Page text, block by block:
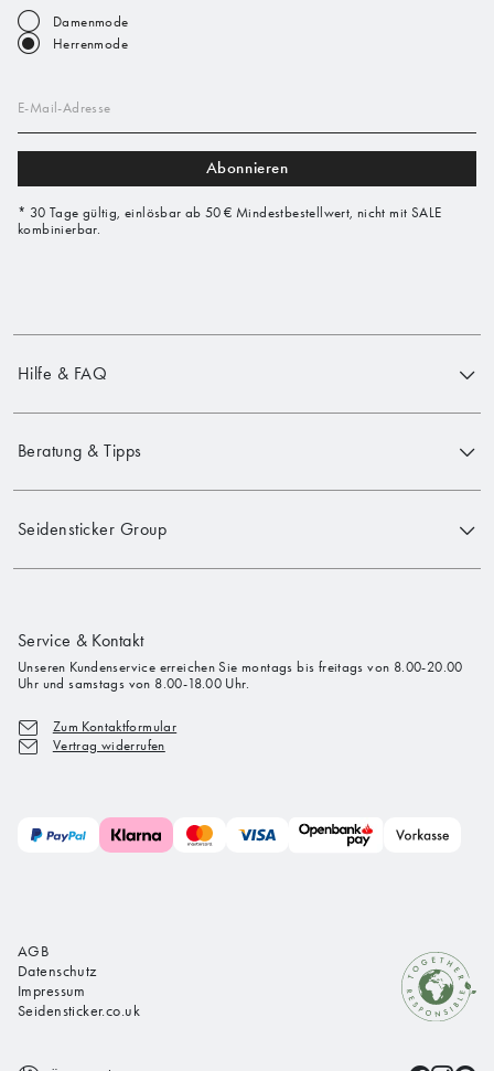
Damenmode
Herrenmode
E-Mail-Adresse
Abonnieren
* 30 Tage gültig, einlösbar ab 50 € Mindestbestellwert, nicht mit SALE
kombinierbar.
Hilfe & FAQ
Beratung & Tipps
Seidensticker Group
Service & Kontakt
Unseren Kundenservice erreichen Sie montags bis freitags von 8.00-20.00
Uhr und samstags von 8.00-18.00 Uhr.
Zum Kontaktformular
Vertrag widerrufen
AGB
Datenschutz
Impressum
Seidensticker.co.uk